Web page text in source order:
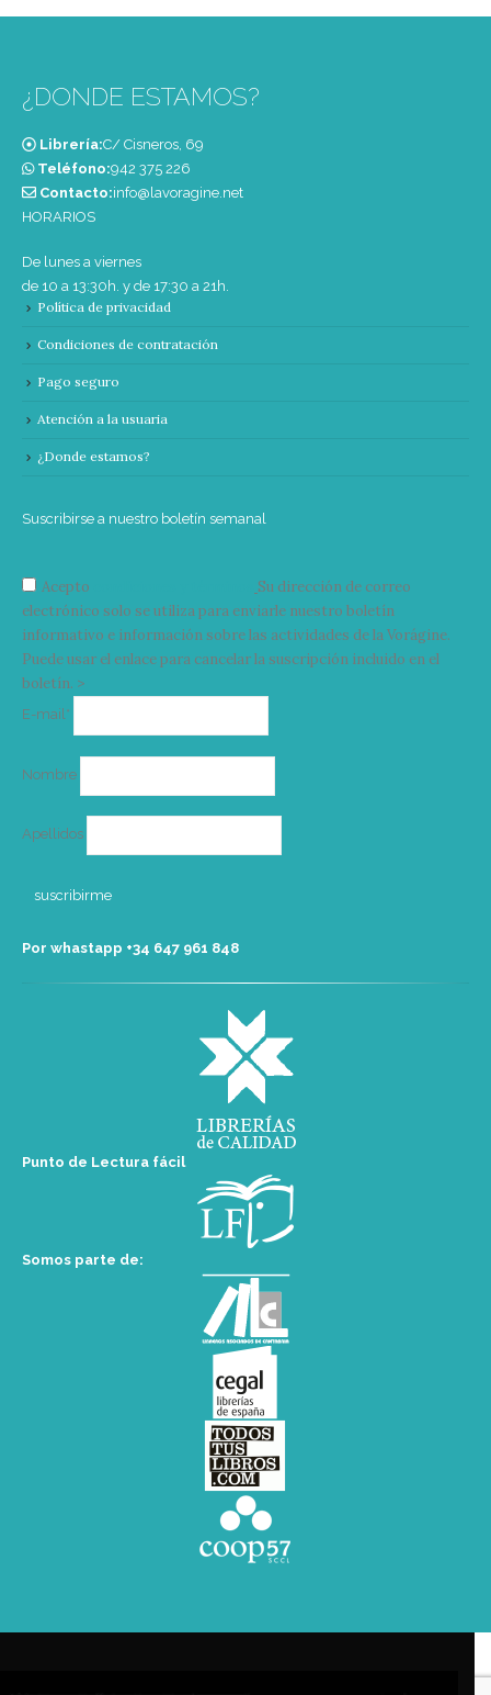
¿DONDE ESTAMOS?
Librería:C/ Cisneros, 69
Teléfono:‭942 375 226‬
Contacto:info@lavoragine.net
HORARIOS
De lunes a viernes
de 10 a 13:30h. y de 17:30 a 21h.
Política de privacidad
Condiciones de contratación
Pago seguro
Atención a la usuaria
¿Donde estamos?
Suscribirse a nuestro boletín semanal
Acepto
Su dirección de correo
electrónico solo se utiliza para enviarle nuestro boletín
informativo e información sobre las actividades de la Vorágine.
Puede usar el enlace para cancelar la suscripción incluido en el
boletín. >
E-mail*
Nombre
Apellidos
Por whastapp +34 ‭647 961 848‬
Punto de Lectura fácil
Somos parte de: